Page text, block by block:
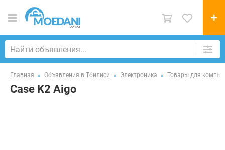
Главная Объявления в Тбилиси Электроника Товары для
Case K2 Aigo